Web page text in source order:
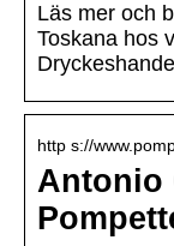
Läs mer och
Toskana hos
Dryckeshandel
http s://
Antonio